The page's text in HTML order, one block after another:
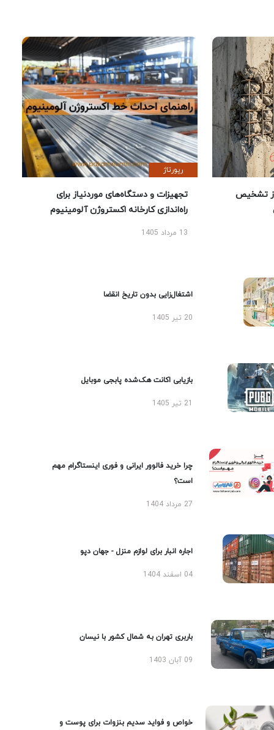
تشخیص
رپورتاژ
تجهیزات و دستگاه‌های موردنیاز برای
راه‌اندازی کارخانه اکستروژن آلومینیوم
13 مرداد 1405
اشتغال‌زایی بدون تاریخ انقضا
20 تیر 1405
بازیابی اکانت هک‌شده پابجی موبایل
چرا خرید فالوور ایرانی و فوری اینستاگرام مهم
است؟
27 مرداد 1404
اجاره انبار برای لوازم منزل - جهان دپو
04 اسفند 1404
باربری تهران به شمال کشور با نیسان
09 آبان 1403
خواص و فواید سدیم بنزوات برای پوست و